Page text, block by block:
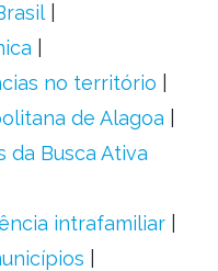
no território
de Alagoa
da Busca Ativa
intrafamiliar